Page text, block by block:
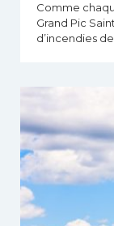
Comme
Grand Pic
d’incendies